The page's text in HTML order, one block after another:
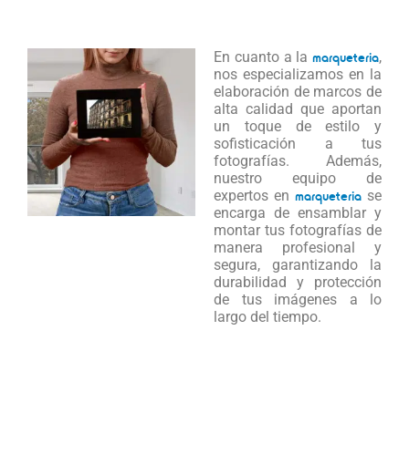
En cuanto a la marqueteria,
nos especializamos en la
elaboración de marcos de
alta calidad que aportan
un toque de estilo y
sofisticación a tus
fotografías. Además,
nuestro equipo de
expertos en marqueteria se
encarga de ensamblar y
montar tus fotografías de
manera profesional y
segura, garantizando la
durabilidad y protección
de tus imágenes a lo
largo del tiempo.